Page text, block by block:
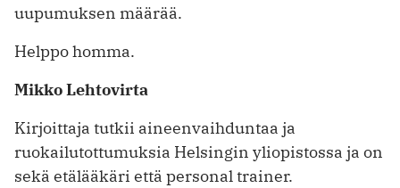
uupumuksen määrää.
Helppo homma.
Mikko Lehtovirta
Kirjoittaja tutkii aineenvaihduntaa ja
ruokailutottumuksia Helsingin yliopistossa ja on
sekä etälääkäri että personal trainer.